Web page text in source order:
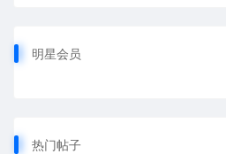
明星会员
热门帖子